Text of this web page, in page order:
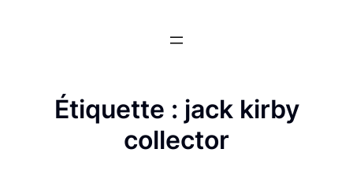
Étiquette : jack kirby
collector